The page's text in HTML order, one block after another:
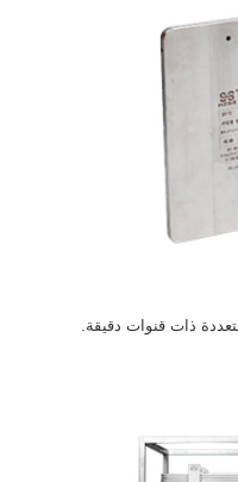
ذات قنوات دقيقة.